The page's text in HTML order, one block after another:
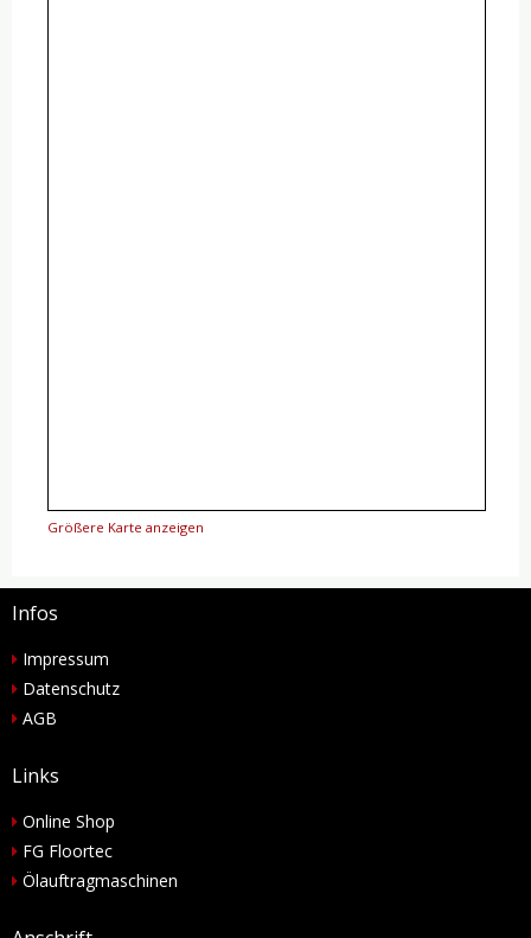
Größere Karte anzeigen
Infos
Impressum
Datenschutz
AGB
Links
Online Shop
FG Floortec
Ölauftragmaschinen